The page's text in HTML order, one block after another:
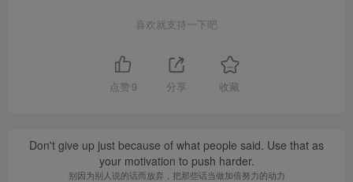
喜欢就支持一下吧
点赞 9 分享 收藏
Don't give up just because of what people said. Use that as
your motivation to push harder.
别因为别人说的话而放弃，把那些话当做加倍努力的动力